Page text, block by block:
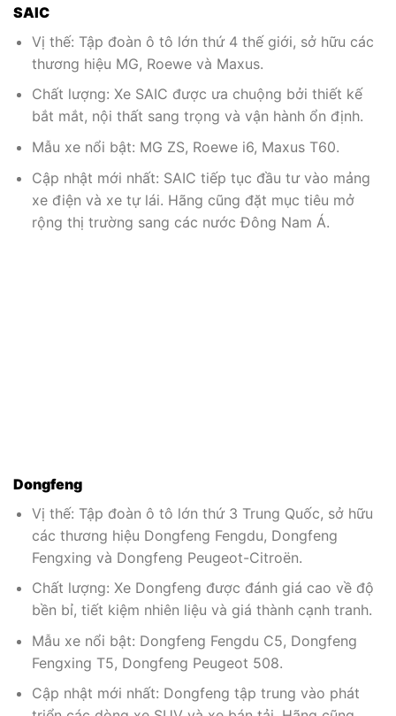
SAIC
Vị thế: Tập đoàn ô tô lớn thứ 4 thế giới, sở hữu các
thương hiệu MG, Roewe và Maxus.
Chất lượng: Xe SAIC được ưa chuộng bởi thiết kế
bắt mắt, nội thất sang trọng và vận hành ổn định.
Mẫu xe nổi bật: MG ZS, Roewe i6, Maxus T60.
Cập nhật mới nhất: SAIC tiếp tục đầu tư vào mảng
xe điện và xe tự lái. Hãng cũng đặt mục tiêu mở
rộng thị trường sang các nước Đông Nam Á.
Dongfeng
Vị thế: Tập đoàn ô tô lớn thứ 3 Trung Quốc, sở hữu
các thương hiệu Dongfeng Fengdu, Dongfeng
Fengxing và Dongfeng Peugeot-Citroën.
Chất lượng: Xe Dongfeng được đánh giá cao về độ
bền bỉ, tiết kiệm nhiên liệu và giá thành cạnh tranh.
Mẫu xe nổi bật: Dongfeng Fengdu C5, Dongfeng
Fengxing T5, Dongfeng Peugeot 508.
Cập nhật mới nhất: Dongfeng tập trung vào phát